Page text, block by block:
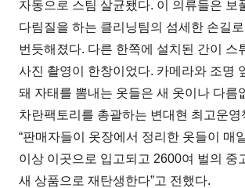
자동으로 스팀 살균됐다. 이 의류들은 보
다림질을 하는 클리닝팀의 섬세한 손길
번듯해졌다. 다른 한쪽에 설치된 간이 스
사진 촬영이 한창이었다. 카메라와 조명
돼 자태를 뽐내는 옷들은 새 옷이나 다름
차란팩토리를 총괄하는 변대현 최고운영
“판매자들이 옷장에서 정리한 옷들이 매
이상 이곳으로 입고되고 2600여 벌의 중
새 상품으로 재탄생한다”고 전했다.